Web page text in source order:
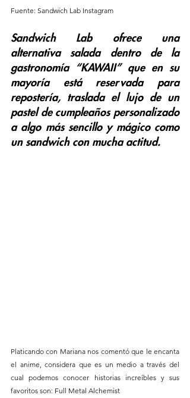
Fuente: Sandwich Lab Instagram
Sandwich Lab ofrece una
alternativa salada dentro de la
gastronomía “KAWAII” que en su
mayoría está reservada para
repostería, traslada el lujo de un
pastel de cumpleaños personalizado
a algo más sencillo y mágico como
un sandwich con mucha actitud.
Platicando con Mariana nos comentó que le encanta
el anime, considera que es un medio a través del
cual podemos conocer historias increíbles y sus
favoritos son: Full Metal Alchemist